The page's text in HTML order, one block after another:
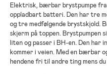
Elektrisk, bærbar brystpumpe fra
oppladbart batteri. Den har tre
og tre medfølgende brystskjold.
skjerm på toppen.
liten og passer i BH-en. Den har
kommer i veien. Med en bærbar
hendene fri til andre ting mens